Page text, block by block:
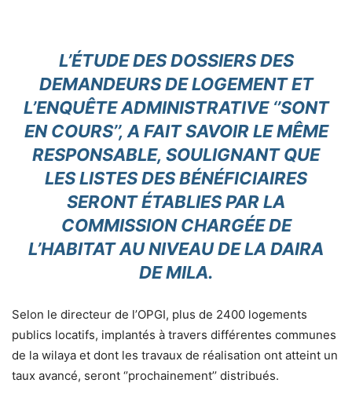
L’ÉTUDE DES DOSSIERS DES
DEMANDEURS DE LOGEMENT ET
L’ENQUÊTE ADMINISTRATIVE ‘’SONT
EN COURS’’, A FAIT SAVOIR LE MÊME
RESPONSABLE, SOULIGNANT QUE
LES LISTES DES BÉNÉFICIAIRES
SERONT ÉTABLIES PAR LA
COMMISSION CHARGÉE DE
L’HABITAT AU NIVEAU DE LA DAIRA
DE MILA.
Selon le directeur de l’OPGI, plus de 2400 logements
publics locatifs, implantés à travers différentes communes
de la wilaya et dont les travaux de réalisation ont atteint un
taux avancé, seront ‘’prochainement’’ distribués.